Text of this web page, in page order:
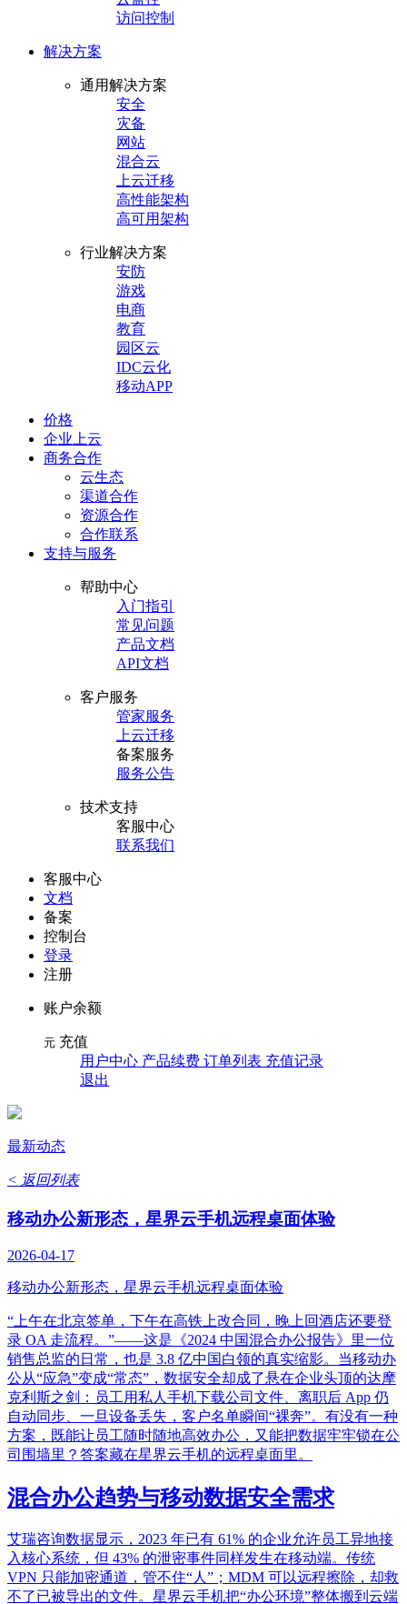
访问控制
解决方案
通用解决方案
安全
灾备
网站
混合云
上云迁移
高性能架构
高可用架构
行业解决方案
安防
游戏
电商
教育
园区云
IDC云化
移动APP
价格
企业上云
商务合作
云生态
渠道合作
资源合作
合作联系
支持与服务
帮助中心
入门指引
常见问题
产品文档
API文档
客户服务
管家服务
上云迁移
备案服务
服务公告
技术支持
客服中心
联系我们
客服中心
文档
备案
控制台
登录
注册
账户余额
元 充值
用户中心 产品续费 订单列表 充值记录
退出
最新动态
< 返回列表
移动办公新形态，星界云手机远程桌面体验
2026-04-17
移动办公新形态，星界云手机远程桌面体验
“上午在北京签单，下午在高铁上改合同，晚上回酒店还要登
录 OA 走流程。”——这是《2024 中国混合办公报告》里一位
销售总监的日常，也是 3.8 亿中国白领的真实缩影。当移动办
公从“应急”变成“常态”，数据安全却成了悬在企业头顶的达摩
克利斯之剑：员工用私人手机下载公司文件、离职后 App 仍
自动同步、一旦设备丢失，客户名单瞬间“裸奔”。有没有一种
方案，既能让员工随时随地高效办公，又能把数据牢牢锁在公
司围墙里？答案藏在星界云手机的远程桌面里。
混合办公趋势与移动数据安全需求
艾瑞咨询数据显示，2023 年已有 61% 的企业允许员工异地接
入核心系统，但 43% 的泄密事件同样发生在移动端。传统
VPN 只能加密通道，管不住“人”；MDM 可以远程擦除，却救
不了已被导出的文件。星界云手机把“办公环境”整体搬到云端